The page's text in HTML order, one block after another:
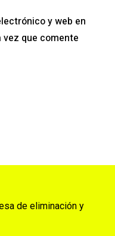
y web en
que comente
de eliminación y